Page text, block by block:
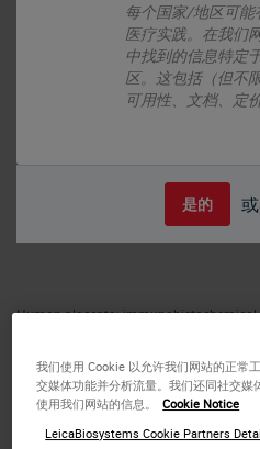
每个国家/地区可
医疗实践。在我们
中找到的信息特定
区。这包括（但不
可用性、文档、定
是的
Human placenta:
人绒毛膜促性
人绒毛膜促性腺激素（hCG）
至12天开始产生的糖蛋白激素
我们使用 Cookie 以允许我们网站的正常
交媒体功能并分析流量。我们还同社交
使用我们网站的信息。
Cookie Notice
LeicaBiosystems Cookie Partners